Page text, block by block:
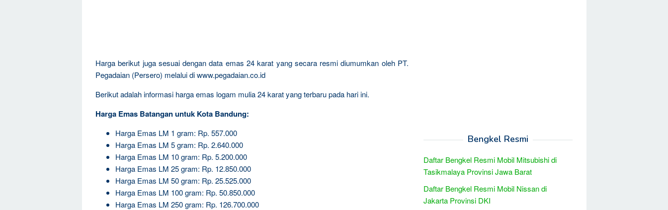
Harga berikut juga sesuai dengan data emas 24 karat yang secara resmi diumumkan oleh PT.
Pegadaian (Persero) melalui di www.pegadaian.co.id
Berikut adalah informasi harga emas logam mulia 24 karat yang terbaru pada hari ini.
Harga Emas Batangan untuk Kota Bandung:
Harga Emas LM 1 gram: Rp. 557.000
Harga Emas LM 5 gram: Rp. 2.640.000
Harga Emas LM 10 gram: Rp. 5.200.000
Harga Emas LM 25 gram: Rp. 12.850.000
Harga Emas LM 50 gram: Rp. 25.525.000
Harga Emas LM 100 gram: Rp. 50.850.000
Harga Emas LM 250 gram: Rp. 126.700.000
Bengkel Resmi
Daftar Bengkel Resmi Mobil Mitsubishi di
Tasikmalaya Provinsi Jawa Barat
Daftar Bengkel Resmi Mobil Nissan di
Jakarta Provinsi DKI